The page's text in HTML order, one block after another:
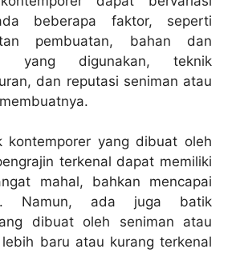
beberapa faktor, seperti
pembuatan, bahan dan
yang digunakan, teknik
dan reputasi seniman atau
kontemporer yang dibuat oleh
terkenal dapat memiliki
mahal, bahkan mencapai
Namun, ada juga batik
dibuat oleh seniman atau
baru atau kurang terkenal